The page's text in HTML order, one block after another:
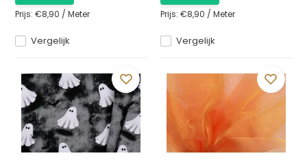
Vergelijk
Prijs:€8,90 /Meter
Vergelijk
Prijs: €8,90 / Meter